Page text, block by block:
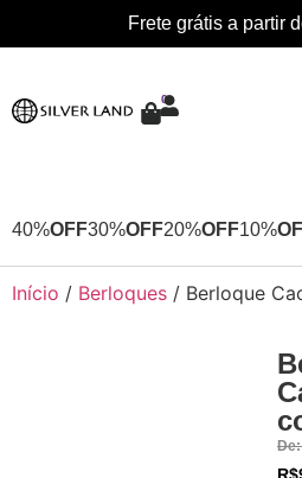
Frete grátis a partir
0
40%OFF30%OFF20%OFF10%
Início / Berloques / Berloque